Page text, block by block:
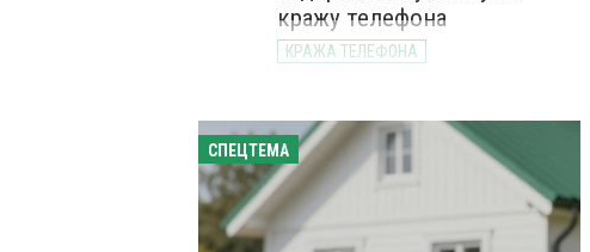
кражу телефона
КРАЖА ТЕЛЕФОНА
СПЕЦТЕМА